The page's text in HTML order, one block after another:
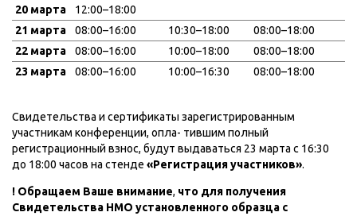
20 марта
12:00–18:00
21 марта
08:00–16:00 10:30–18:00
08:00–18:00
22 марта
08:00–16:00 10:00–18:00
08:00–18:00
23 марта
08:00–16:00 10:00–16:30 08:00–18:00
Свидетельства и сертификаты зарегистрированным
участникам конференции, опла- тившим полный
регистрационный взнос, будут выдаваться 23 марта с 16:30
до 18:00 часов на стенде «Регистрация участников».
! Обращаем Ваше внимание, что для получения
Свидетельства НМО установленного образца с